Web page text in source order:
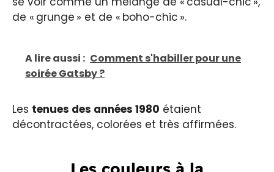
de « grunge » et de « boho-chic ».
A lire aussi : Comment s'habiller pour une
soirée Gatsby ?
Les tenues des années 1980 étaient
décontractées, colorées et très affirmées.